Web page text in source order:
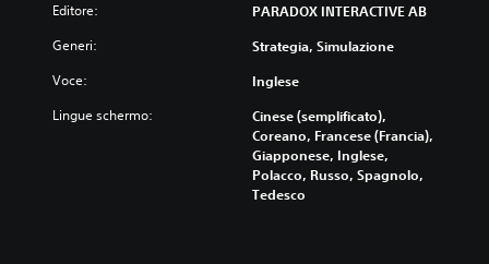
Editore: PARADOX INTERACTIVE AB
Generi: Strategia, Simulazione
Voce: Inglese
Lingue schermo:
Cinese (semplificato),
Coreano, Francese (Francia),
Giapponese, Inglese,
Polacco, Russo, Spagnolo,
Tedesco